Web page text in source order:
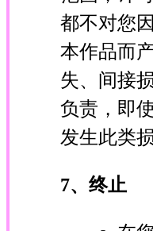
都不对您
本作品而
失、间接
负责，即
发生此类
7、终止